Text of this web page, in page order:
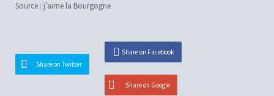
Source : j’aime la Bourgogne
Share on Twitter
Share on Facebook
Share on Google